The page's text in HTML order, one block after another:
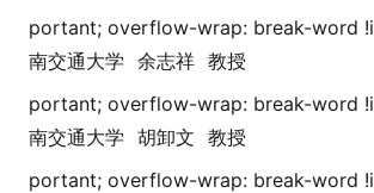
portant; overflow-wrap: break-word !i
南交通大学
余志祥 教授
portant; overflow-wrap: break-word !i
南交通大学
胡卸文
教授
portant; overflow-wrap: break-word !i